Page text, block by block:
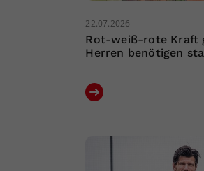
22.07.2026
Rot-weiß-rote Kraft
Herren benötigen